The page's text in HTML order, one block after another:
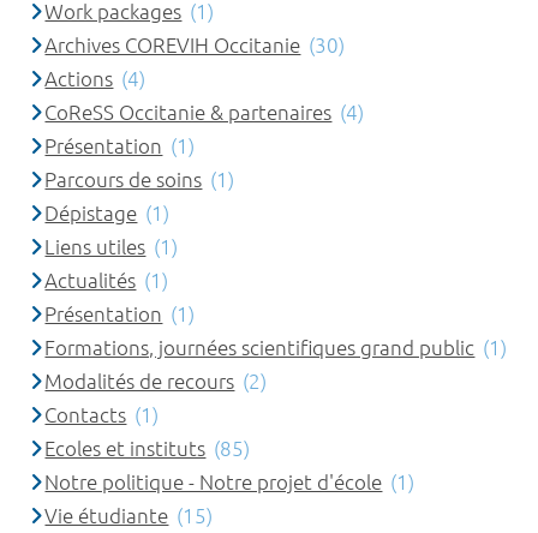
Work packages (1)
Archives COREVIH Occitanie (30)
Actions (4)
CoReSS Occitanie & partenaires (4)
Présentation (1)
Parcours de soins (1)
Dépistage (1)
Liens utiles (1)
Actualités (1)
Présentation (1)
Formations, journées scientifiques grand public (1)
Modalités de recours (2)
Contacts (1)
Ecoles et instituts (85)
Notre politique - Notre projet d'école (1)
Vie étudiante (15)